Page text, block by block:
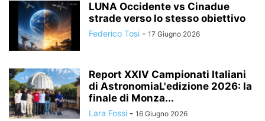
LUNA Occidente vs Cinadue
strade verso lo stesso obiettivo
Federico Tosi - 17 Giugno 2026
Report XXIV Campionati Italiani
di AstronomiaL'edizione 2026: la
finale di Monza...
Lara Fossi - 16 Giugno 2026